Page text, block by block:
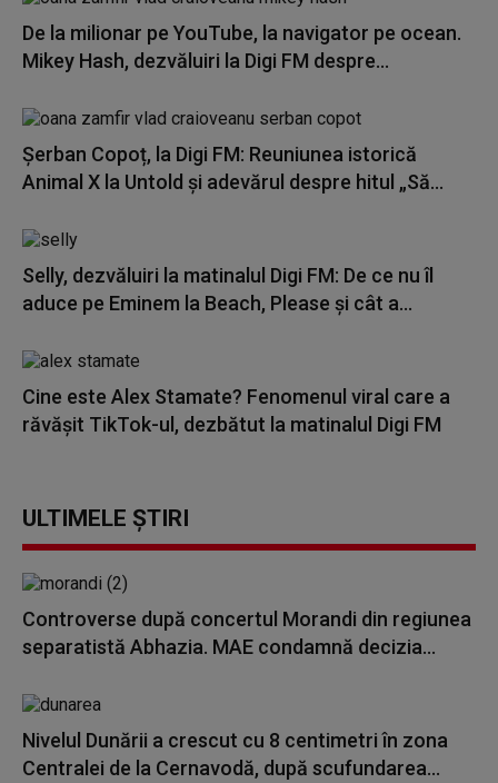
De la milionar pe YouTube, la navigator pe ocean.
Mikey Hash, dezvăluiri la Digi FM despre...
Șerban Copoț, la Digi FM: Reuniunea istorică
Animal X la Untold și adevărul despre hitul „Să...
Selly, dezvăluiri la matinalul Digi FM: De ce nu îl
aduce pe Eminem la Beach, Please și cât a...
Cine este Alex Stamate? Fenomenul viral care a
răvășit TikTok-ul, dezbătut la matinalul Digi FM
ULTIMELE ȘTIRI
Controverse după concertul Morandi din regiunea
separatistă Abhazia. MAE condamnă decizia...
Nivelul Dunării a crescut cu 8 centimetri în zona
Centralei de la Cernavodă, după scufundarea...